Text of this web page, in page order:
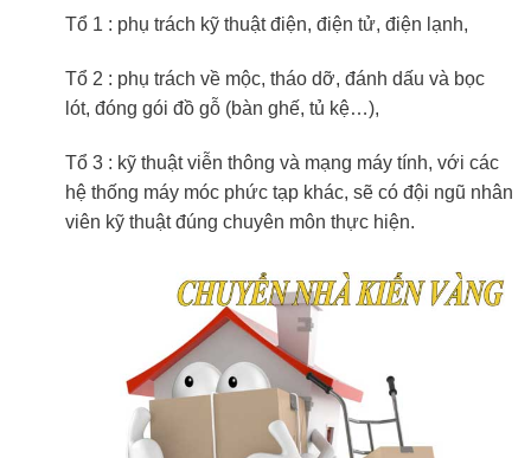
Tổ 1 : phụ trách kỹ thuật điện, điện tử, điện lạnh,
Tổ 2 : phụ trách về mộc, tháo dỡ, đánh dấu và bọc
lót, đóng gói đồ gỗ (bàn ghế, tủ kệ…),
Tổ 3 : kỹ thuật viễn thông và mạng máy tính, với các
hệ thống máy móc phức tạp khác, sẽ có đội ngũ nhân
viên kỹ thuật đúng chuyên môn thực hiện.